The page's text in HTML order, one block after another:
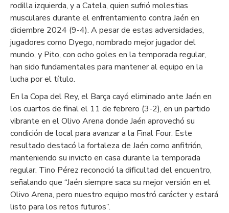
rodilla izquierda, y a Catela, quien sufrió molestias
musculares durante el enfrentamiento contra Jaén en
diciembre 2024 (9-4). A pesar de estas adversidades,
jugadores como Dyego, nombrado mejor jugador del
mundo, y Pito, con ocho goles en la temporada regular,
han sido fundamentales para mantener al equipo en la
lucha por el título.
En la Copa del Rey, el Barça cayó eliminado ante Jaén en
los cuartos de final el 11 de febrero (3-2), en un partido
vibrante en el Olivo Arena donde Jaén aprovechó su
condición de local para avanzar a la Final Four. Este
resultado destacó la fortaleza de Jaén como anfitrión,
manteniendo su invicto en casa durante la temporada
regular. Tino Pérez reconoció la dificultad del encuentro,
señalando que “Jaén siempre saca su mejor versión en el
Olivo Arena, pero nuestro equipo mostró carácter y estará
listo para los retos futuros”.